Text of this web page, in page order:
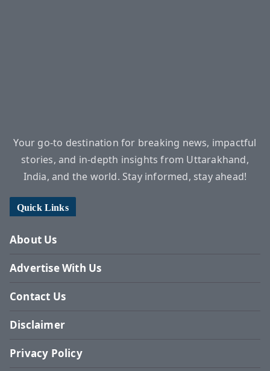
Your go-to destination for breaking news, impactful
stories, and in-depth insights from Uttarakhand,
India, and the world. Stay informed, stay ahead!
Quick Links
About Us
Advertise With Us
Contact Us
Disclaimer
Privacy Policy